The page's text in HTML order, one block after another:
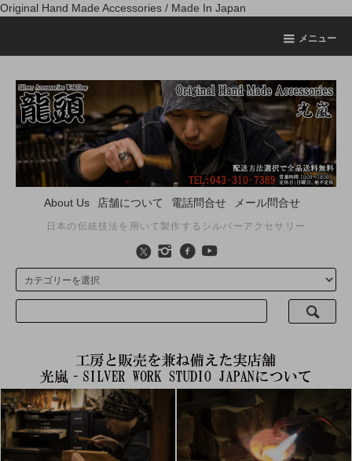
Original Hand Made Accessories / Made In Japan
メニュー
About Us 店舗について 電話問合せ メール問合せ
日本の伝統技法を用いて製作するシルバーアクセサリー